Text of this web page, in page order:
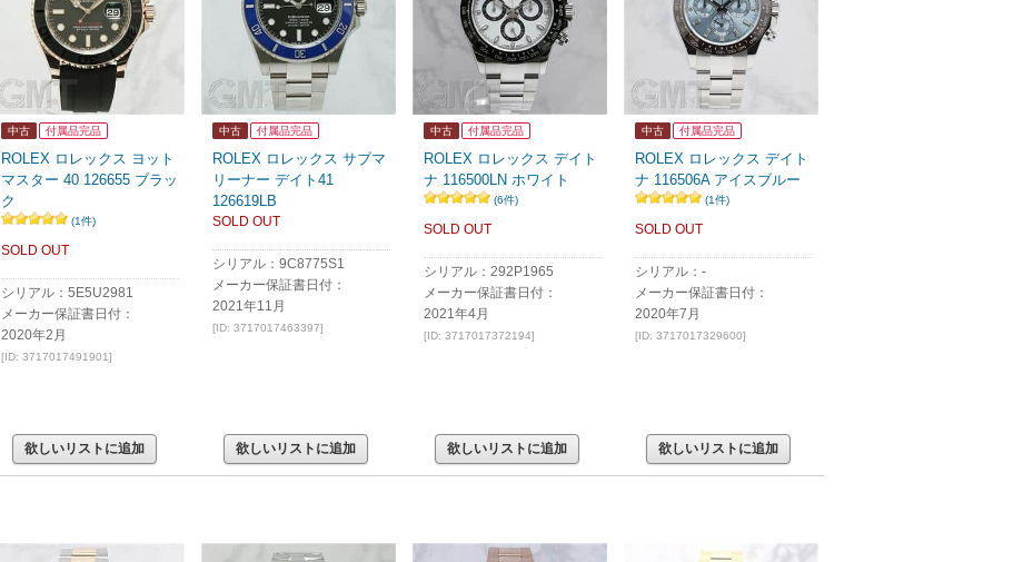
中古 付属品完品
ROLEX ロレックス ヨット
マスター 40 126655 ブラッ
ク
(1件)
SOLD OUT
シリアル：5E5U2981
メーカー保証書日付：
2020年2月
[ID: 3717017491901]
欲しいリストに追加
中古 付属品完品
ROLEX ロレックス サブマ
リーナー デイト41
126619LB
SOLD OUT
シリアル：9C8775S1
メーカー保証書日付：
2021年11月
[ID: 3717017463397]
欲しいリストに追加
中古 付属品完品
ROLEX ロレックス デイト
ナ 116500LN ホワイト
(6件)
SOLD OUT
シリアル：292P1965
メーカー保証書日付：
2021年4月
[ID: 3717017372194]
欲しいリストに追加
中古 付属品完品
ROLEX ロレックス デイト
ナ 116506A アイスブルー
(1件)
SOLD OUT
シリアル：-
メーカー保証書日付：
2020年7月
[ID: 3717017329600]
欲しいリストに追加